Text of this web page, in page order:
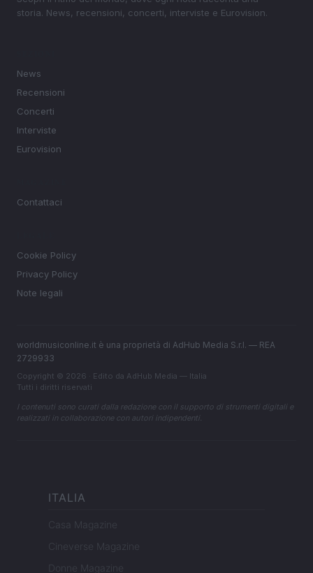
storia. News, recensioni, concerti, interviste e Eurovision.
News
Recensioni
Concerti
Interviste
Eurovision
Contattaci
Cookie Policy
Privacy Policy
Note legali
worldmusiconline.it è una proprietà di AdHub Media S.r.l. — REA
2729933
Copyright © 2026 · Edito da AdHub Media — Italia
Tutti i diritti riservati
I contenuti sono curati dalla redazione con il supporto di strumenti digitali e
realizzati in collaborazione con autori indipendenti.
ITALIA
Casa Magazine
Cineverse Magazine
Donne Magazine